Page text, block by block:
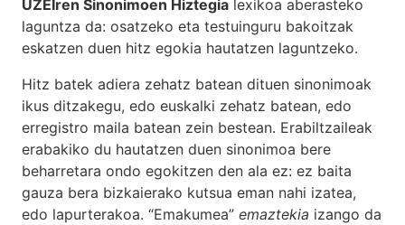
UZEIren Sinonimoen Hiztegia lexikoa aberasteko
laguntza da: osatzeko eta testuinguru bakoitzak
eskatzen duen hitz egokia hautatzen laguntzeko.
Hitz batek adiera zehatz batean dituen sinonimoak
ikus ditzakegu, edo euskalki zehatz batean, edo
erregistro maila batean zein bestean. Erabiltzaileak
erabakiko du hautatzen duen sinonimoa bere
beharretara ondo egokitzen den ala ez: ez baita
gauza bera bizkaierako kutsua eman nahi izatea,
edo lapurterakoa. “Emakumea” emaztekia izango da